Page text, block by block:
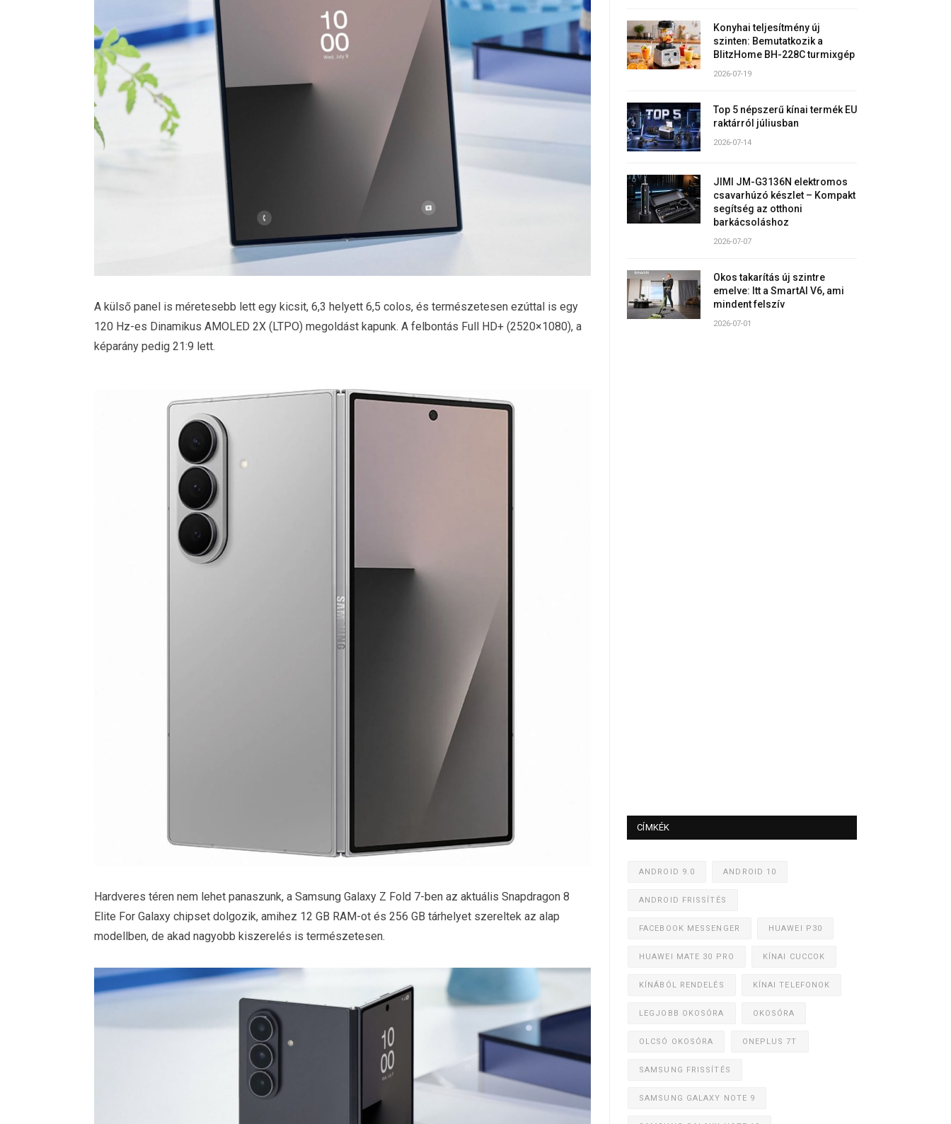
A külső panel is méretesebb lett egy kicsit, 6,3 helyett 6,5 colos, és természetesen ezúttal is egy
120 Hz-es Dinamikus AMOLED 2X (LTPO) megoldást kapunk. A felbontás Full HD+ (2520×1080), a
képarány pedig 21:9 lett.
Hardveres téren nem lehet panaszunk, a Samsung Galaxy Z Fold 7-ben az aktuális Snapdragon 8
Elite For Galaxy chipset dolgozik, amihez 12 GB RAM-ot és 256 GB tárhelyet szereltek az alap
modellben, de akad nagyobb kiszerelés is természetesen.
Konyhai teljesítmény új
szinten: Bemutatkozik a
BlitzHome BH-228C turmixgép
2026-07-19
Top 5 népszerű kínai termék EU
raktárról júliusban
2026-07-14
JIMI JM-G3136N elektromos
csavarhúzó készlet – Kompakt
segítség az otthoni
barkácsoláshoz
2026-07-07
Okos takarítás új szintre
emelve: Itt a SmartAI V6, ami
mindent felszív
2026-07-01
CÍMKÉK
ANDROID 9.0 ANDROID 10
ANDROID FRISSÍTÉS
FACEBOOK MESSENGER HUAWEI P30
HUAWEI MATE 30 PRO KÍNAI CUCCOK
KÍNÁBÓL RENDELÉS KÍNAI TELEFONOK
LEGJOBB OKOSÓRA OKOSÓRA
OLCSÓ OKOSÓRA ONEPLUS 7T
SAMSUNG FRISSÍTÉS
SAMSUNG GALAXY NOTE 9